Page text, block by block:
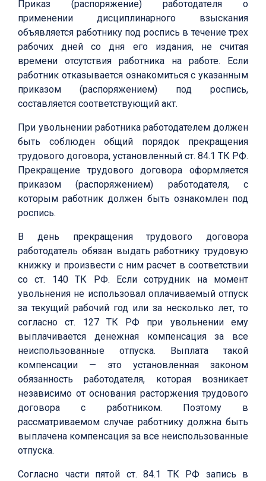
Приказ (распоряжение) работодателя о
применении дисциплинарного взыскания
объявляется работнику под роспись в течение трех
рабочих дней со дня его издания, не считая
времени отсутствия работника на работе. Если
работник отказывается ознакомиться с указанным
приказом (распоряжением) под роспись,
составляется соответствующий акт.
При увольнении работника работодателем должен
быть соблюден общий порядок прекращения
трудового договора, установленный ст. 84.1 ТК РФ.
Прекращение трудового договора оформляется
приказом (распоряжением) работодателя, с
которым работник должен быть ознакомлен под
роспись.
В день прекращения трудового договора
работодатель обязан выдать работнику трудовую
книжку и произвести с ним расчет в соответствии
со ст. 140 ТК РФ. Если сотрудник на момент
увольнения не использовал оплачиваемый отпуск
за текущий рабочий год или за несколько лет, то
согласно ст. 127 ТК РФ при увольнении ему
выплачивается денежная компенсация за все
неиспользованные отпуска. Выплата такой
компенсации — это установленная законом
обязанность работодателя, которая возникает
независимо от основания расторжения трудового
договора с работником. Поэтому в
рассматриваемом случае работнику должна быть
выплачена компенсация за все неиспользованные
отпуска.
Согласно части пятой ст. 84.1 ТК РФ запись в